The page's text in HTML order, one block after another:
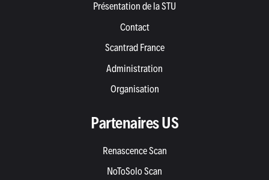
Présentation de la STU
Contact
Scantrad France
Administration
Organisation
Partenaires US
Renascence Scan
NoToSolo Scan